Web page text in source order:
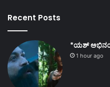
Recent Posts
*ಯಶ್
1 hour ago